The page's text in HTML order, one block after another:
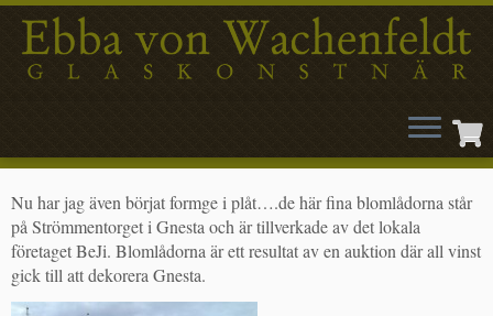
till
innehåll
Nu har jag även börjat formge i plåt….de här fina blomlådorna står
på Strömmentorget i Gnesta och är tillverkade av det lokala
företaget BeJi. Blomlådorna är ett resultat av en auktion där all vinst
gick till att dekorera Gnesta.